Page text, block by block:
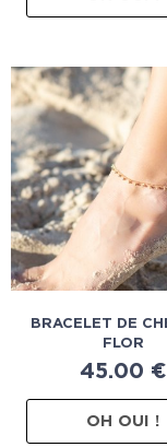
BRACELET DE
FLOR
45.00 €
OH OUI !